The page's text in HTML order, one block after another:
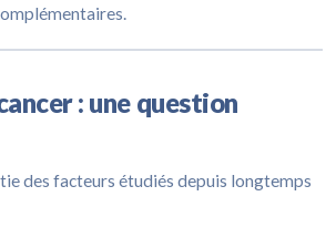
: une question
des facteurs étudiés depuis longtemps